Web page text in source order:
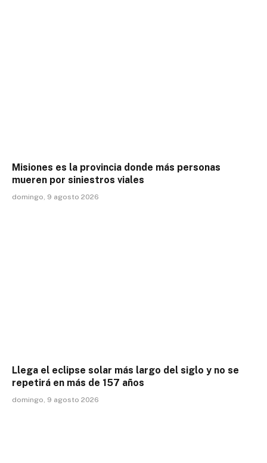
Misiones es la provincia donde más personas
mueren por siniestros viales
domingo, 9 agosto 2026
Llega el eclipse solar más largo del siglo y no se
repetirá en más de 157 años
domingo, 9 agosto 2026